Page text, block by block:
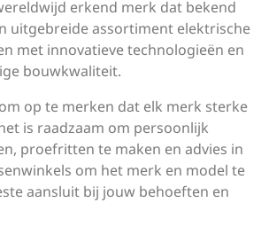
erkend merk dat bekend
uitgebreide assortiment elektrische
met innovatieve technologieën en
bouwkwaliteit.
op te merken dat elk merk sterke
is raadzaam om persoonlijk
proefritten te maken en advies in
om het merk en model te
aansluit bij jouw behoeften en